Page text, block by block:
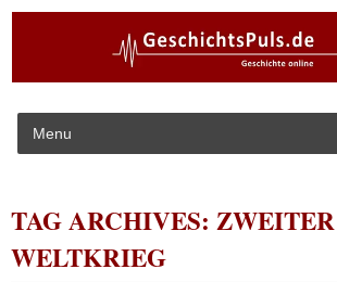
Skip to content
TAG ARCHIVES: ZWEITER
WELTKRIEG